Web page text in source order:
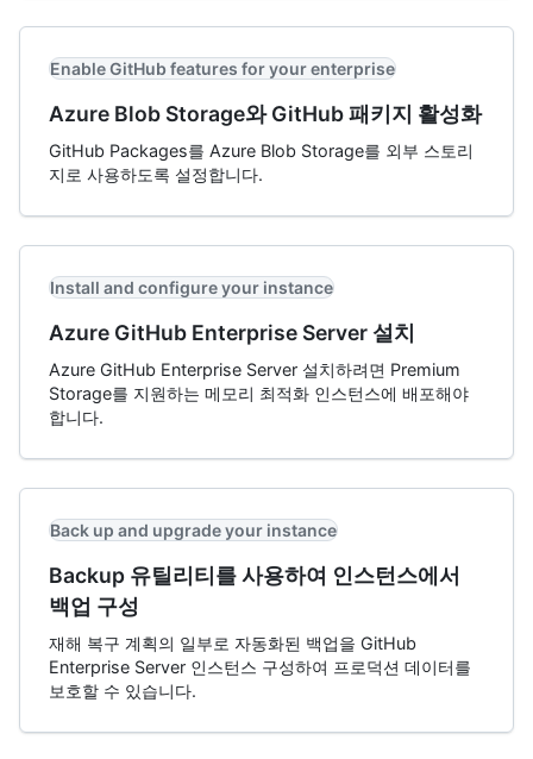
Enable GitHub features for your enterprise
Azure Blob Storage와 GitHub 패키지 활성화
GitHub Packages를 Azure Blob Storage를 외부 스토리
지로 사용하도록 설정합니다.
Install and configure your instance
Azure GitHub Enterprise Server 설치
Azure GitHub Enterprise Server 설치하려면 Premium
Storage를 지원하는 메모리 최적화 인스턴스에 배포해야
합니다.
Back up and upgrade your instance
Backup 유틸리티를 사용하여 인스턴스에서
백업 구성
재해 복구 계획의 일부로 자동화된 백업을 GitHub
Enterprise Server 인스턴스 구성하여 프로덕션 데이터를
보호할 수 있습니다.